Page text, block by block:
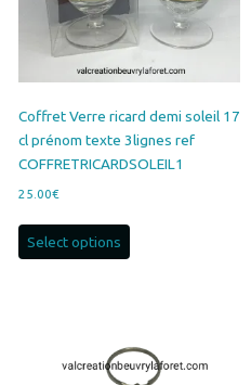
Coffret Verre ricard demi soleil 17
cl prénom texte 3lignes ref
COFFRETRICARDSOLEIL1
25.00€
Select options